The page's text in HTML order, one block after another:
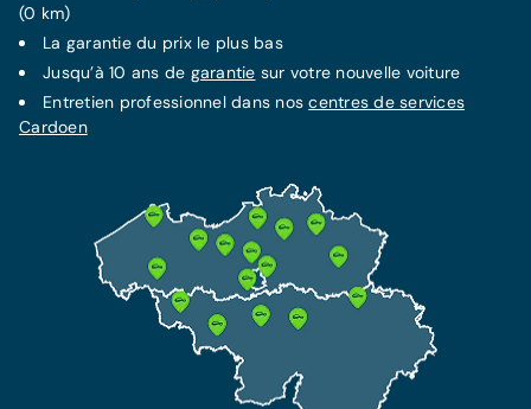
(0 km)
La garantiedu prix le plus bas
Jusqu’à 10 ans de garantie sur votre nouvelle voiture
Entretien professionnel dans noscentres de services
Cardoen